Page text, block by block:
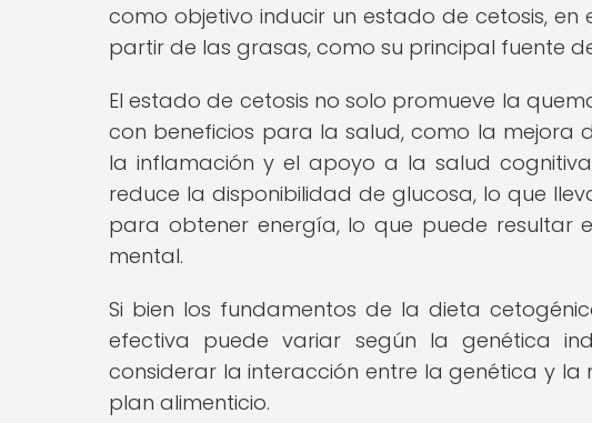
como objetivo inducir un estado de cetosis,
partir de las grasas, como su principal fuente
El estado de cetosis no solo promueve la
con beneficios para la salud, como la mejora
la inflamación y el apoyo a la salud
reduce la disponibilidad de glucosa, lo que
para obtener energía, lo que puede
mental.
Si bien los fundamentos de la dieta
efectiva puede variar según la genética
considerar la interacción entre la genética y la
plan alimenticio.